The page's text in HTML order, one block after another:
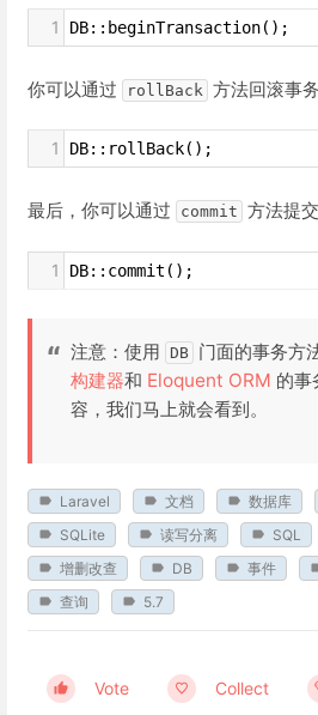
1 DB::beginTransaction();
你可以通过 rollBack 方法回滚事
1 DB::rollBack();
最后，你可以通过 commit 方法提
1 DB::commit();
注意：使用 DB 门面的事务方
构建器和 Eloquent ORM 的事
容，我们马上就会看到。
Laravel 文档 数据库
SQLite
读写分离 SQL
增删改查
DB 事件
查询
5.7
Vote Collect